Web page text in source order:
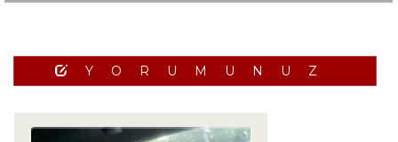
YORUMUNUZ